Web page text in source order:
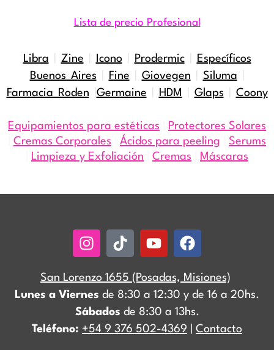
Lista de precio Profesional
Libra Zine Icono| Prodermic|
Específicos
Buenos Aires
Fine Giovegen Siluma
Farmacia Roden
Germaine HDM Glaps Coony
Equipamientos para estéticas
Protectores Solares
Cremas Corporales Ácidos para peeling
Serums
Limpieza y Exfoliación Cremas Máscaras
Instagram
TiktokYoutubeFacebook
San Lorenzo 1655 (Posadas, Misiones)
Lunes a Viernes de 8:30 a 12:30 y de 16 a 20hs.
Sábados de 8:30 a 13hs.
Teléfono: +54 9 376 502-4369 Contacto